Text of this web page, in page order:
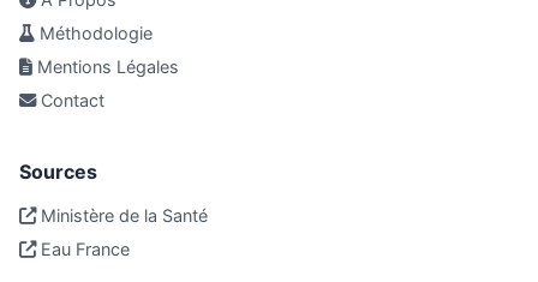
Méthodologie
Mentions Légales
Contact
Sources
Ministère de la Santé
Eau France